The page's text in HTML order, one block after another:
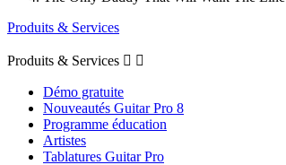
Produits & Services
Produits & Services  
Démo gratuite
Nouveautés Guitar Pro 8
Programme éducation
Artistes
Tablatures Guitar Pro